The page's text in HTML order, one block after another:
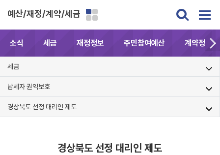
예산/재정/계약/세금
소식 세금 재정정보 주민참여예산 계약정보
세금
납세자 권익보호
경상북도 선정 대리인 제도
경상북도 선정 대리인 제도